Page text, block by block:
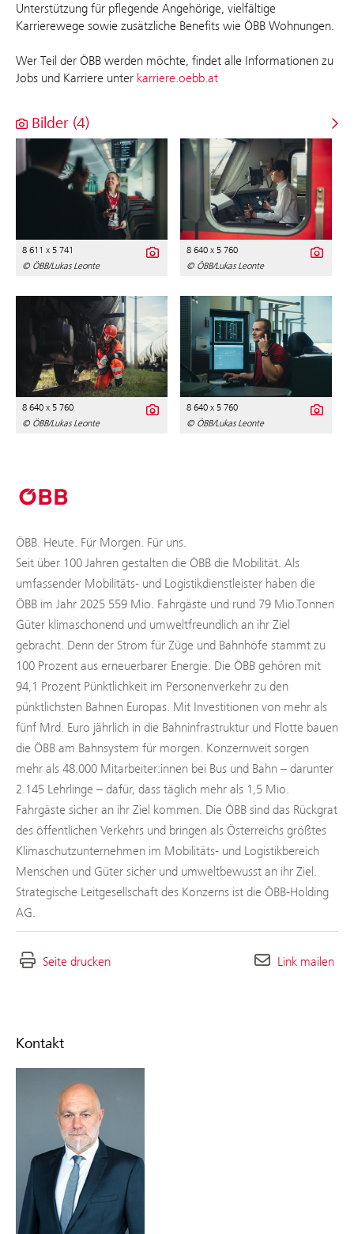
Kontakt
Unterstützung für pflegende Angehörige, vielfältige
Karrierewege sowie zusätzliche Benefits wie ÖBB Wohnungen.
Wer Teil der ÖBB werden möchte, findet alle Informationen zu
Jobs und Karriere unter karriere.oebb.at
Bilder (4)
8 611 x 5 741
© ÖBB/Lukas Leonte
8 640 x 5 760
© ÖBB/Lukas Leonte
8 640 x 5 760
© ÖBB/Lukas Leonte
8 640 x 5 760
© ÖBB/Lukas Leonte
ÖBB. Heute. Für Morgen. Für uns.
Seit über 100 Jahren gestalten die ÖBB die Mobilität. Als
umfassender Mobilitäts- und Logistikdienstleister haben die
ÖBB im Jahr 2025 559 Mio. Fahrgäste und rund 79 Mio.Tonnen
Güter klimaschonend und umweltfreundlich an ihr Ziel
gebracht. Denn der Strom für Züge und Bahnhöfe stammt zu
100 Prozent aus erneuerbarer Energie. Die ÖBB gehören mit
94,1 Prozent Pünktlichkeit im Personenverkehr zu den
pünktlichsten Bahnen Europas. Mit Investitionen von mehr als
fünf Mrd. Euro jährlich in die Bahninfrastruktur und Flotte bauen
die ÖBB am Bahnsystem für morgen. Konzernweit sorgen
mehr als 48.000 Mitarbeiter:innen bei Bus und Bahn – darunter
2.145 Lehrlinge – dafür, dass täglich mehr als 1,5 Mio.
Fahrgäste sicher an ihr Ziel kommen. Die ÖBB sind das Rückgrat
des öffentlichen Verkehrs und bringen als Österreichs größtes
Klimaschutzunternehmen im Mobilitäts- und Logistikbereich
Menschen und Güter sicher und umweltbewusst an ihr Ziel.
Strategische Leitgesellschaft des Konzerns ist die ÖBB-Holding
AG.
Seite drucken Link mailen